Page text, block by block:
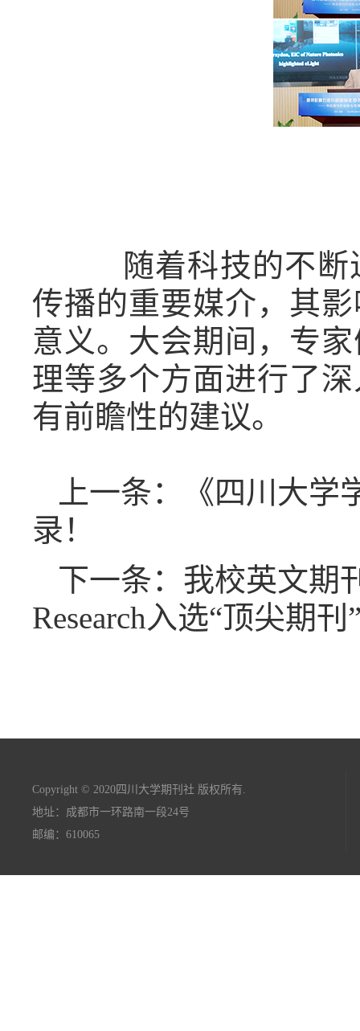
随着科技的不断
传播的重要媒介，其
意义。大会期间，专
理等多个方面进行了
有前瞻性的建议。
上一条：《四川大
录！
下一条：我校英文期
Research入选“顶尖期刊
Copyright © 2020四川大学期刊社 版权所有.
地址：成都市一环路南一段24号
邮编：610065